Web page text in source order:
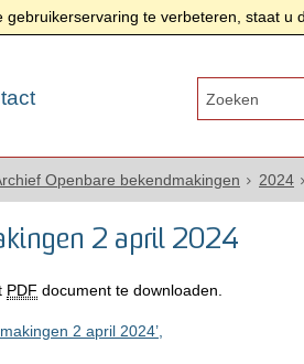
te verbeteren, staat u
Openbare bekendmakingen 2024
2 april 2024
PDF document te downloaden.
2 april 2024’,